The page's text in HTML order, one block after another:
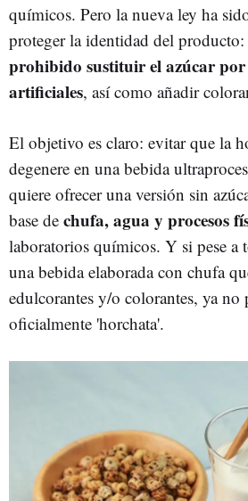
químicos. Pero la nueva ley ha
proteger la identidad del producto:
prohibido sustituir el azúcar por
artificiales, así como añadir
El objetivo es claro: evitar que la
degenere en una bebida
quiere ofrecer una versión sin
base de chufa, agua y procesos
laboratorios químicos. Y si pese a
una bebida elaborada con chufa
edulcorantes y/o colorantes, ya no
oficialmente 'horchata'.